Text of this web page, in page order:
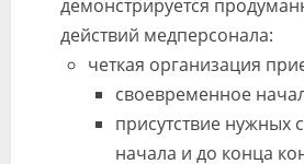
демонстрируется
действий медперсонала:
четкая организация
своевременное
присутствие нужных
начала и до конца